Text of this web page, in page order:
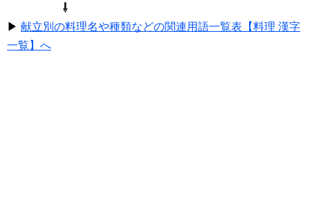
⇩
▶ 献立別の料理名や種類などの関連用語一覧表【料理 漢字
一覧】へ